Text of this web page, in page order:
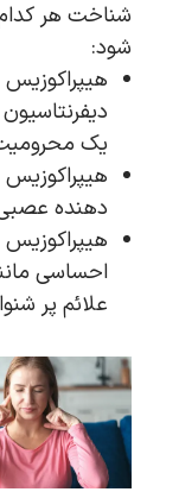
شناخت هر
شود:
یک
دهنده
احساسی
علائم پر